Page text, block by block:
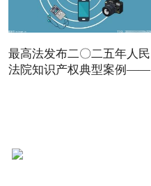
最高法发布二〇二五年人民
法院知识产权典型案例——